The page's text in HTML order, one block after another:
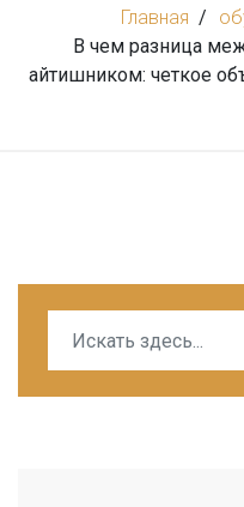
Главная
В чем разница
айтишником: четкое